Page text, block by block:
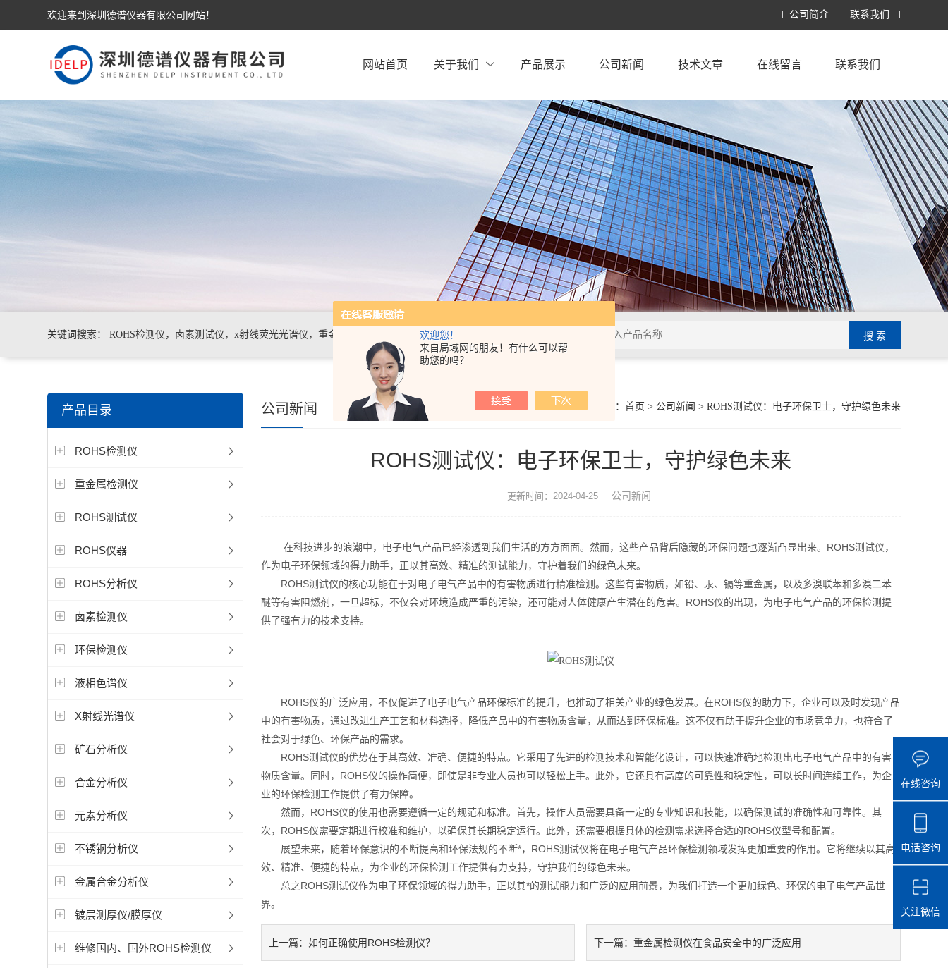
欢迎您！
来自局域网的朋友！有什么可以帮
助您的吗？
欢迎来到深圳德谱仪器有限公司网站！ 公司简介 联系我们
网站首页 关于我们 产品展示 公司新闻 技术文章 在线留言 联系我们
关键词搜索： ROHS检测仪，卤素测试仪，x射线荧光光谱仪，重金属检测仪，镀层膜厚分析仪，
手持合金分析仪，手持矿石分析仪，手持土壤分析仪，ROHS2.0分析仪，rohs十项检测仪，邻苯检
测仪，色谱仪，光谱仪
产品目录
ROHS检测仪
重金属检测仪
ROHS测试仪
ROHS仪器
ROHS分析仪
卤素检测仪
环保检测仪
液相色谱仪
X射线光谱仪
矿石分析仪
合金分析仪
元素分析仪
不锈钢分析仪
金属合金分析仪
镀层测厚仪/膜厚仪
维修国内、国外ROHS检测仪
你的位置： 首页 > 公司新闻 > ROHS测试仪：电子环保卫士，守护绿色未来
公司新闻
ROHS测试仪：电子环保卫士，守护绿色未来
更新时间：2024-04-25 公司新闻
在科技进步的浪潮中，电子电气产品已经渗透到我们生活的方方面面。然而，这些产品背后隐藏的环保问题也逐渐凸显出来。ROHS测试仪，
作为电子环保领域的得力助手，正以其高效、精准的测试能力，守护着我们的绿色未来。
ROHS测试仪的核心功能在于对电子电气产品中的有害物质进行精准检测。这些有害物质，如铅、汞、镉等重金属，以及多溴联苯和多溴二苯
醚等有害阻燃剂，一旦超标，不仅会对环境造成严重的污染，还可能对人体健康产生潜在的危害。ROHS仪的出现，为电子电气产品的环保检测提
供了强有力的技术支持。
ROHS仪的广泛应用，不仅促进了电子电气产品环保标准的提升，也推动了相关产业的绿色发展。在ROHS仪的助力下，企业可以及时发现产品
中的有害物质，通过改进生产工艺和材料选择，降低产品中的有害物质含量，从而达到环保标准。这不仅有助于提升企业的市场竞争力，也符合了
社会对于绿色、环保产品的需求。
ROHS测试仪的优势在于其高效、准确、便捷的特点。它采用了先进的检测技术和智能化设计，可以快速准确地检测出电子电气产品中的有害
物质含量。同时，ROHS仪的操作简便，即使是非专业人员也可以轻松上手。此外，它还具有高度的可靠性和稳定性，可以长时间连续工作，为企
业的环保检测工作提供了有力保障。
然而，ROHS仪的使用也需要遵循一定的规范和标准。首先，操作人员需要具备一定的专业知识和技能，以确保测试的准确性和可靠性。其
次，ROHS仪需要定期进行校准和维护，以确保其长期稳定运行。此外，还需要根据具体的检测需求选择合适的ROHS仪型号和配置。
展望未来，随着环保意识的不断提高和环保法规的不断*，ROHS测试仪将在电子电气产品环保检测领域发挥更加重要的作用。它将继续以其高
效、精准、便捷的特点，为企业的环保检测工作提供有力支持，守护我们的绿色未来。
总之ROHS测试仪作为电子环保领域的得力助手，正以其*的测试能力和广泛的应用前景，为我们打造一个更加绿色、环保的电子电气产品世
界。
上一篇： 如何正确使用ROHS检测仪？ 下一篇：重金属检测仪在食品安全中的广泛应用
在线咨询
电话咨询
关注微信